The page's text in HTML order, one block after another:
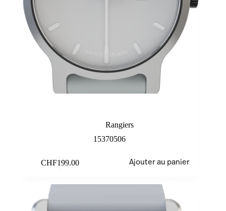
Rangiers
15370506
CHF199.00 Ajouter au panier